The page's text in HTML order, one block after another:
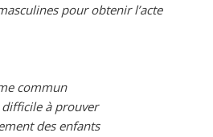
pour obtenir l’acte
commun
à prouver
des enfants